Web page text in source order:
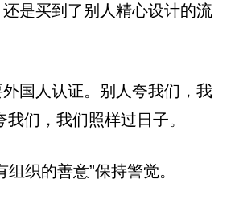
是买到了别人精心设计的流
国人认证。别人夸我们，我
们，我们照样过日子。
组织的善意”保持警觉。